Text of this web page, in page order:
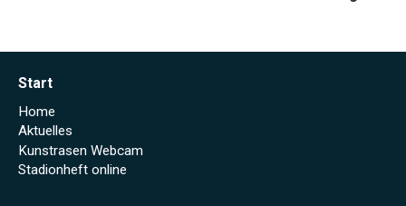
Start
Home
Aktuelles
Kunstrasen Webcam
Stadionheft online